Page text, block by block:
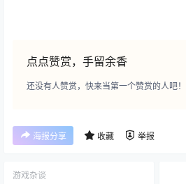
点点赞赏，手留余香
还没有人赞赏，快来当第一个赞赏的人吧！
海报分享 收藏 举报
游戏杂谈